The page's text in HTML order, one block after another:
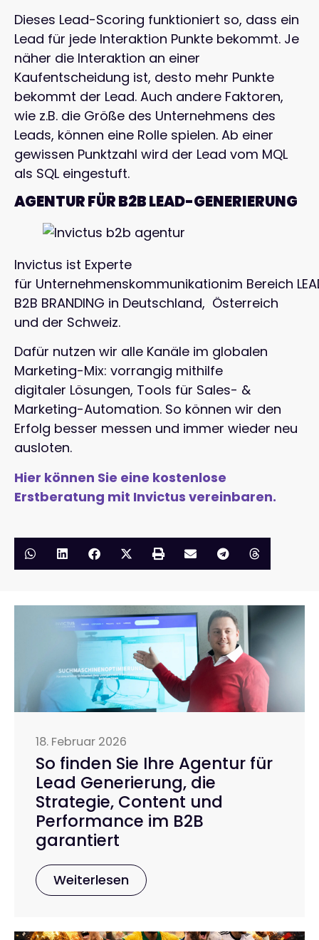
Dieses Lead-Scoring funktioniert so, dass ein
Lead für jede Interaktion Punkte bekommt. Je
näher die Interaktion an einer
Kaufentscheidung ist, desto mehr Punkte
bekommt der Lead. Auch andere Faktoren,
wie z.B. die Größe des Unternehmens des
Leads, können eine Rolle spielen. Ab einer
gewissen Punktzahl wird der Lead vom MQL
als SQL eingestuft.
AGENTUR FÜR B2B LEAD-GENERIERUNG
Invictus ist Experte
für Unternehmenskommunikationim Bereich
B2B BRANDING in Deutschland, Österreich
und der Schweiz.
Dafür nutzen wir alle Kanäle im globalen
Marketing-Mix: vorrangig mithilfe
digitaler Lösungen, Tools für Sales- &
Marketing-Automation. So können wir den
Erfolg besser messen und immer wieder neu
ausloten.
Hier können Sie eine kostenlose
Erstberatung mit Invictus vereinbaren.
18. Februar 2026
So finden Sie Ihre Agentur für
Lead Generierung, die
Strategie, Content und
Performance im B2B
garantiert
Weiterlesen